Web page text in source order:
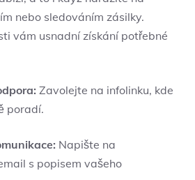
nebo sledováním zásilky.
vám usnadní získání potřebné
Zavolejte na infolinku, kde
poradí.
Napište na
s popisem vašeho